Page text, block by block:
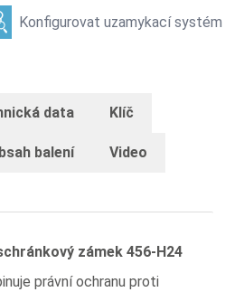
Konfigurovat uzamykací systém
data Klíč
balení Video
zámek 456-H24
právní ochranu proti